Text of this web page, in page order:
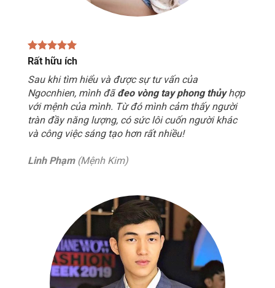
Rất hữu ích
Sau khi tìm hiểu và được sự tư vấn của
Ngocnhien, mình đã đeo vòng tay phong thủyhợp
với mệnh của mình. Từ đó mình cảm thấy người
tràn đầy năng lượng, có sức lôi cuốn người khác
và công việc sáng tạo hơn rất nhiều!
Linh Phạm(Mệnh Kim)